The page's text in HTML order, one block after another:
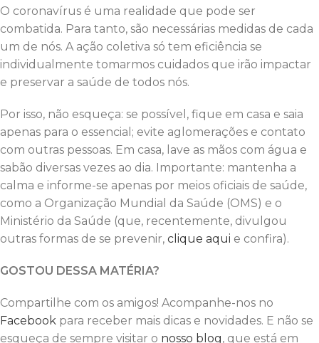
O coronavírus é uma realidade que pode ser
combatida. Para tanto, são necessárias medidas de cada
um de nós. A ação coletiva só tem eficiência se
individualmente tomarmos cuidados que irão impactar
e preservar a saúde de todos nós.
Por isso, não esqueça: se possível, fique em casa e saia
apenas para o essencial; evite aglomerações e contato
com outras pessoas. Em casa, lave as mãos com água e
sabão diversas vezes ao dia. Importante: mantenha a
calma e informe-se apenas por meios oficiais de saúde,
como a Organização Mundial da Saúde (OMS) e o
Ministério da Saúde (que, recentemente, divulgou
outras formas de se prevenir, clique aqui e confira).
GOSTOU DESSA MATÉRIA?
Compartilhe com os amigos! Acompanhe-nos no
Facebook para receber mais dicas e novidades. E não se
esqueça de sempre visitar o nosso blog, que está em